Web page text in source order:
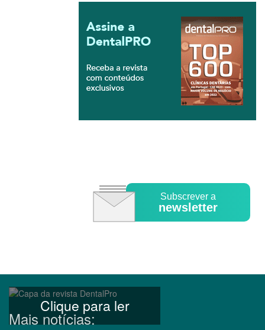
Subscrever a
newsletter
Clique para ler
Mais notícias: